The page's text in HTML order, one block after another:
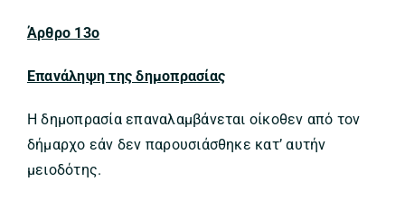
Άρθρο 13ο
Επανάληψη της δημοπρασίας
Η δημοπρασία επαναλαμβάνεται οίκοθεν από τον
δήμαρχο εάν δεν παρουσιάσθηκε κατ’ αυτήν
μειοδότης.